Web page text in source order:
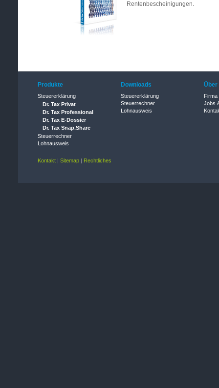
Rentenbescheinigungen.
Produkte
Steuererklärung
Dr. Tax Privat
Dr. Tax Professional
Dr. Tax E-Dossier
Dr. Tax Snap.Share
Steuerrechner
Lohnausweis
Downloads
Steuererklärung
Steuerrechner
Lohnausweis
Über
Firma
Jobs
Kontakt Sitemap Rechtliches